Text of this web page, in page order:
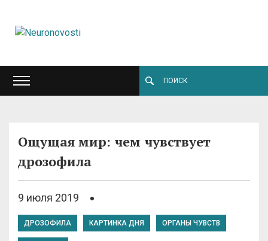
Ощущая мир: чем чувствует
дрозофила
9 июля 2019
ДРОЗОФИЛА КАРТИНКА ДНЯ ОРГАНЫ ЧУВСТВ